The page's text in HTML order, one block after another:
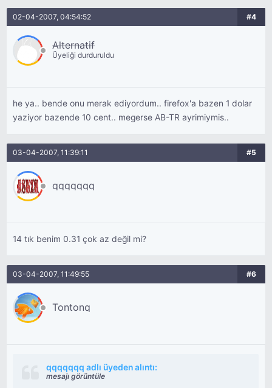
02-04-2007, 04:54:52 #4
Alternatif
Üyeliği durduruldu
he ya.. bende onu merak ediyordum.. firefox'a bazen 1 dolar
yaziyor bazende 10 cent.. megerse AB-TR ayrimiymis..
03-04-2007, 11:39:11 #5
qqqqqqq
14 tık benim 0.31 çok az değil mi?
03-04-2007, 11:49:55 #6
Tontonq
qqqqqqq adlı üyeden alıntı:
mesajı görüntüle